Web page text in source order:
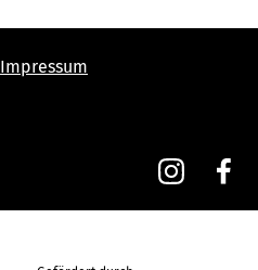
Impressum